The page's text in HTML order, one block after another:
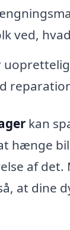
ved,
kan
hænge
af
at dine